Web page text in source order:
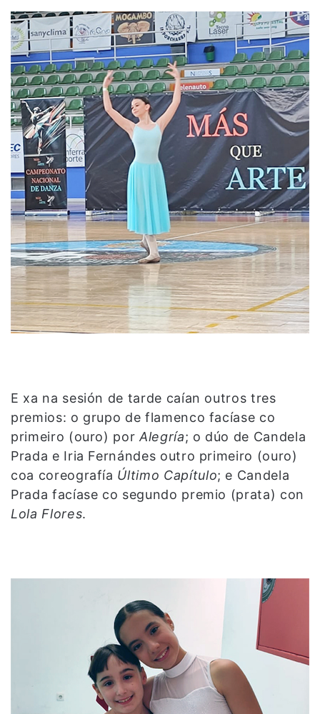
E xa na sesión de tarde caían outros tres
premios: o grupo de flamenco facíase co
primeiro (ouro) por Alegría; o dúo de Candela
Prada e Iria Fernándes outro primeiro (ouro)
coa coreografía Último Capítulo; e Candela
Prada facíase co segundo premio (prata) con
Lola Flores.